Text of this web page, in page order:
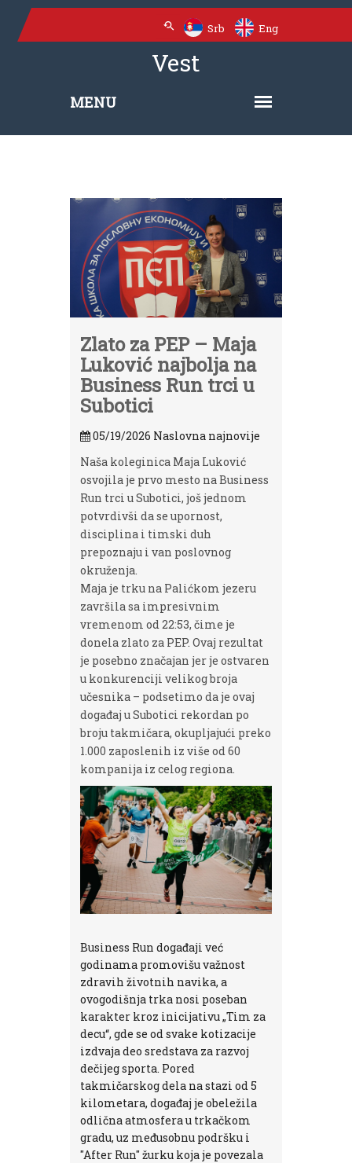
Srb Eng
Vest
Zlato za PEP – Maja
Luković najbolja na
Business Run trci u
Subotici
05/19/2026 Naslovna najnovije
Naša koleginica Maja Luković
osvojila je prvo mesto na Business
Run trci u Subotici, još jednom
potvrdivši da se upornost,
disciplina i timski duh
prepoznaju i van poslovnog
okruženja.
Maja je trku na Palićkom jezeru
završila sa impresivnim
vremenom od 22:53, čime je
donela zlato za PEP. Ovaj rezultat
je posebno značajan jer je ostvaren
u konkurenciji velikog broja
učesnika – podsetimo da je ovaj
događaj u Subotici rekordan po
broju takmičara, okupljajući preko
1.000 zaposlenih iz više od 60
kompanija iz celog regiona.
Business Run događaji već
godinama promovišu važnost
zdravih životnih navika, a
ovogodišnja trka nosi poseban
karakter kroz inicijativu „Tim za
decu“, gde se od svake kotizacije
izdvaja deo sredstava za razvoj
dečijeg sporta. Pored
takmičarskog dela na stazi od 5
kilometara, događaj je obeležila
odlična atmosfera u trkačkom
gradu, uz međusobnu podršku i
"After Run" žurku koja je povezala